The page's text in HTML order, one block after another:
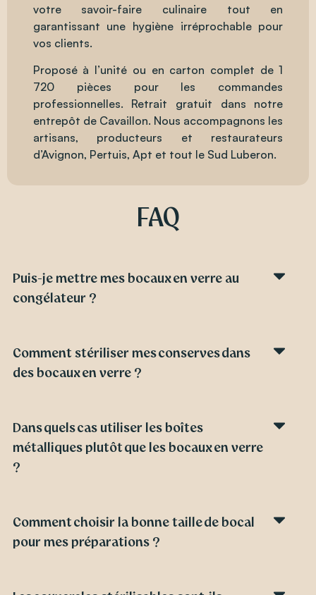
votre savoir-faire culinaire tout en
garantissant une hygiène irréprochable pour
vos clients.
Proposé à l’unité ou en carton complet de 1
720 pièces pour les commandes
professionnelles. Retrait gratuit dans notre
entrepôt de Cavaillon. Nous accompagnons les
artisans, producteurs et restaurateurs
d’Avignon, Pertuis, Apt et tout le Sud Luberon.
FAQ
Puis-je mettre mes bocaux en verre au
congélateur ?
Comment stériliser mes conserves dans
des bocaux en verre ?
Dans quels cas utiliser les boîtes
métalliques plutôt que les bocaux en verre
?
Comment choisir la bonne taille de bocal
pour mes préparations ?